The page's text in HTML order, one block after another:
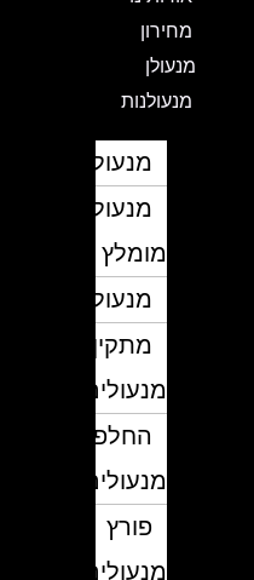
מחירון
מנעולן
מנעולנות
מנעולן
מנעולן
מומלץ
מנעולנים
מתקין
מנעולים
החלפת
מנעולים
פורץ
מנעולים